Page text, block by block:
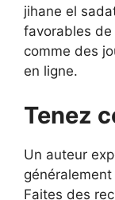
jihane el
favorables
comme des
en ligne.
Tenez
Un auteur
Faites des